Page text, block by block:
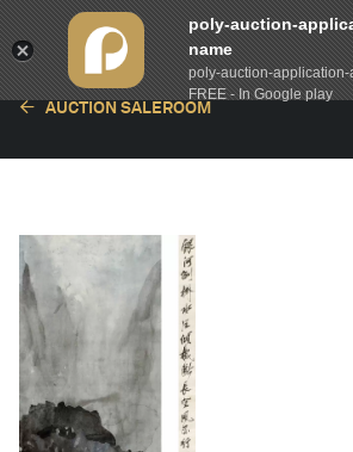
AUCTION SALEROOM
poly-auction-
name
poly-auction-application-
FREE - In Google play